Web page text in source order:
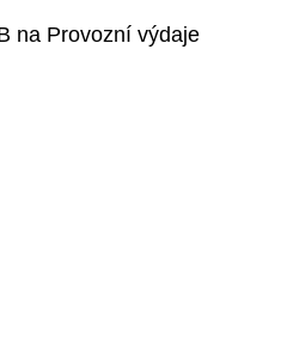
na Provozní výdaje